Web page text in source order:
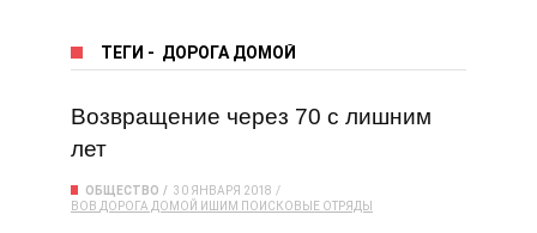
ТЕГИ - ДОРОГА ДОМОЙ
Возвращение через 70 с лишним
лет
ОБЩЕСТВО
30 ЯНВАРЯ 2018
ВОВ ДОРОГА ДОМОЙ ИШИМ ПОИСКОВЫЕ ОТРЯДЫ